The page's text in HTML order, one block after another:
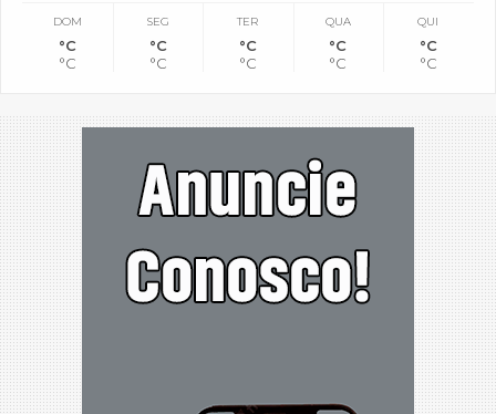
DOM
°C
°C
SEG
°C
°C
TER
°C
°C
QUA
°C
°C
QUI
°C
°C